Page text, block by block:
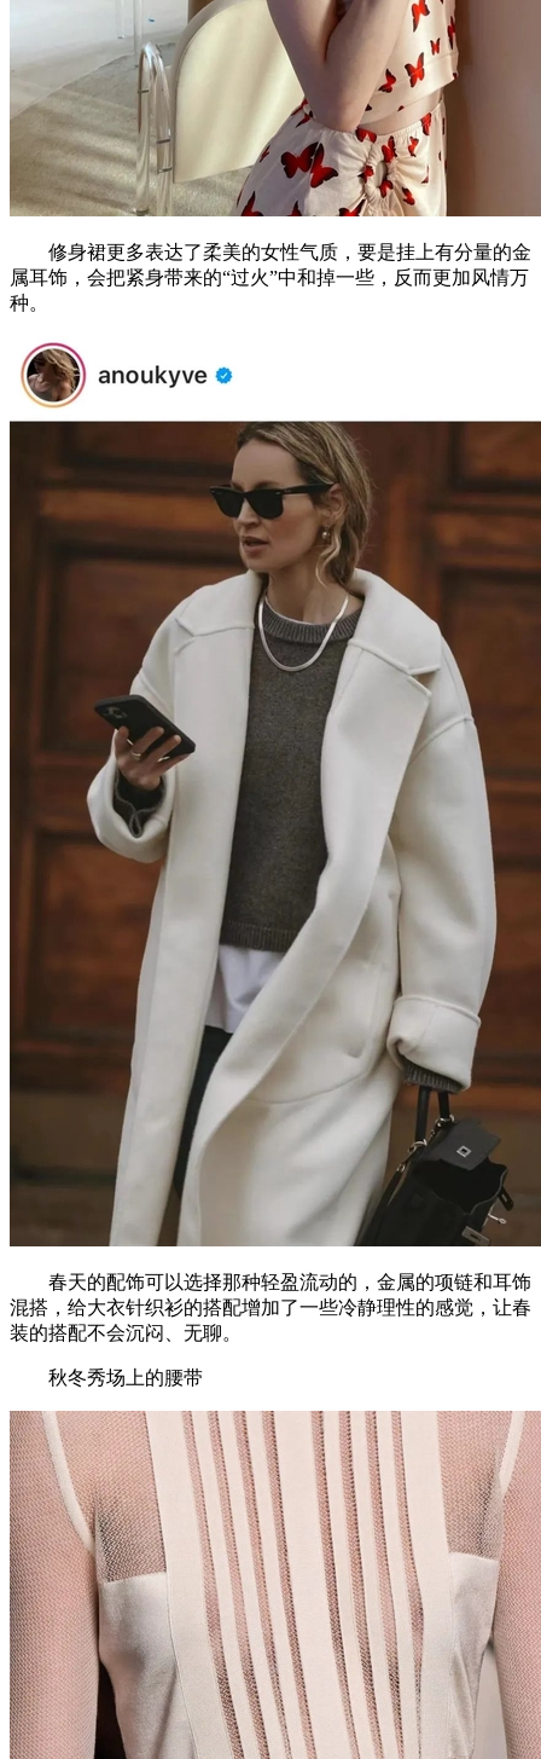
修身裙更多表达了柔美的女性气质，要是挂上有分量的金
属耳饰，会把紧身带来的“过火”中和掉一些，反而更加风情万
种。
春天的配饰可以选择那种轻盈流动的，金属的项链和耳饰
混搭，给大衣针织衫的搭配增加了一些冷静理性的感觉，让春
装的搭配不会沉闷、无聊。
秋冬秀场上的腰带